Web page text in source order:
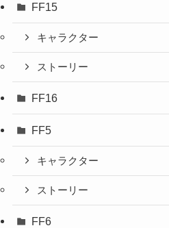
FF15
キャラクター
ストーリー
FF16
FF5
キャラクター
ストーリー
FF6